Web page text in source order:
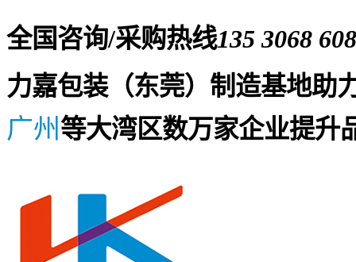
全国咨询/采购热线135 3068
力嘉包装（东莞）制造基地助
广州等大湾区数万家企业提升